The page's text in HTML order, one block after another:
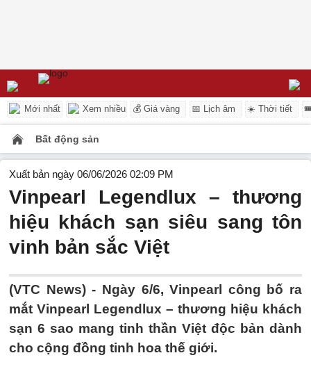
Mới nhất Xem nhiều 💰 Giá vàng 📅 Lịch âm ☀️ Thời tiết
Bất động sản
Xuất bản ngày 06/06/2026 02:09 PM
Vinpearl Legendlux – thương
hiệu khách sạn siêu sang tôn
vinh bản sắc Việt
(VTC News) - Ngày 6/6, Vinpearl công bố ra
mắt Vinpearl Legendlux – thương hiệu khách
sạn 6 sao mang tinh thần Việt độc bản dành
cho cộng đồng tinh hoa thế giới.